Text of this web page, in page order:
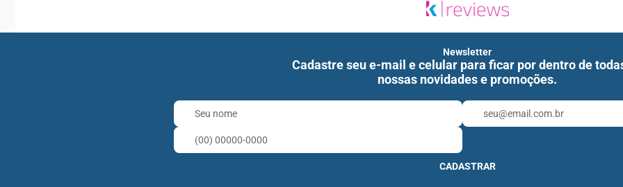
Newsletter
Cadastre seu e-mail e celular para ficar por dentro de
nossas novidades e promoções.
CADASTRAR